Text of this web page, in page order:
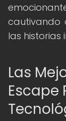
cautivando
las historias
Las
Escape